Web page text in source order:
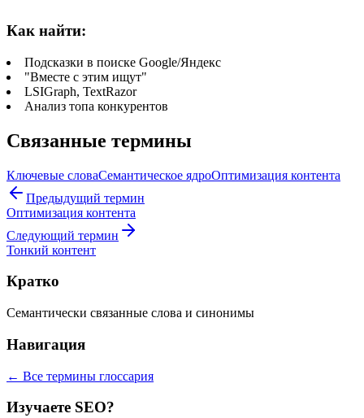
Как найти:
Подсказки в поиске Google/Яндекс
"Вместе с этим ищут"
LSIGraph, TextRazor
Анализ топа конкурентов
Связанные термины
Ключевые словаСемантическое ядроОптимизация контента
Предыдущий термин
Оптимизация контента
Следующий термин
Тонкий контент
Кратко
Семантически связанные слова и синонимы
Навигация
← Все термины глоссария
Изучаете SEO?